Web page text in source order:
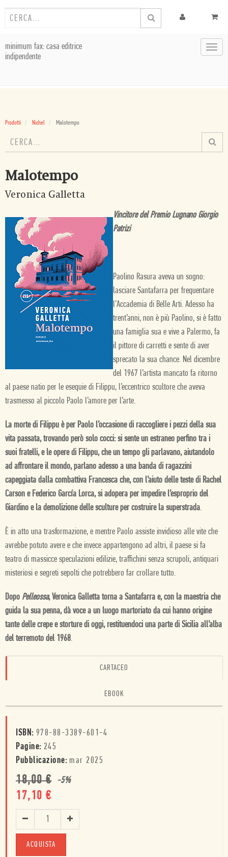
minimum fax: casa editrice
indipendente
Prodotti Nichel Malotempo
Malotempo
Veronica Galletta
Vincitore del Premio Lugnano Giorgio
Patrizi
Paolino Rasura aveva un sogno:
lasciare Santafarra per frequentare
l’Accademia di Belle Arti. Adesso ha
trent’anni, non è più Paolino, si è fatto
una famiglia sua e vive a Palermo, fa
il pittore di carretti e sente di aver
sprecato la sua chance. Nel dicembre
del 1967 l’artista mancato fa ritorno
al paese natio per le esequie di Filippu, l’eccentrico scultore che aveva
trasmesso al piccolo Paolo l’amore per l’arte.
La morte di Filippu è per Paolo l’occasione di raccogliere i pezzi della sua
vita passata, trovando però solo cocci: si sente un estraneo perfino tra i
suoi fratelli, e le opere di Filippu, che un tempo gli parlavano, aiutandolo
ad affrontare il mondo, parlano adesso a una banda di ragazzini
capeggiata dalla combattiva Francesca che, con l’aiuto delle teste di Rachel
Carson e Federico García Lorca, si adopera per impedire l’esproprio del
Giardino e la demolizione delle sculture per costruire la superstrada.
È in atto una trasformazione, e mentre Paolo assiste invidioso alle vite che
avrebbe potuto avere e che invece appartengono ad altri, il paese si fa
teatro di massicce speculazioni edilizie, traffichini senza scrupoli, antiquari
misteriosi e segreti sepolti che potrebbero far crollare tutto.
Dopo Pelleossa, Veronica Galletta torna a Santafarra e, con la maestria che
guida la sua penna, dà voce a un luogo martoriato da cui hanno origine
tante delle crepe e storture di oggi, restituendoci una parte di Sicilia all’alba
del terremoto del 1968.
CARTACEO
EBOOK
ISBN: 978-88-3389-601-4
Pagine: 245
Pubblicazione: mar 2025
18,00€ -5%
17,10 €
ACQUISTA